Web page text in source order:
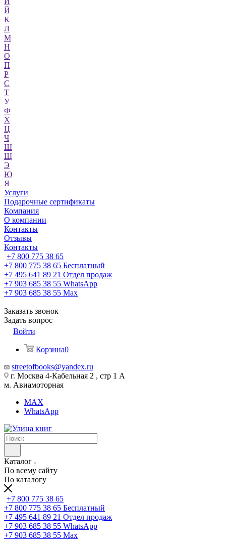
Й
К
Л
М
Н
О
П
Р
С
Т
У
Ф
Х
Ц
Ч
Ш
Щ
Э
Ю
Я
Услуги
Подарочные сертификаты
Компания
О компании
Контакты
Отзывы
Контакты
+7 800 775 38 65
+7 800 775 38 65 Бесплатный
+7 495 641 89 21 Отдел продаж
+7 903 685 38 55 WhatsApp
+7 903 685 38 55 Max
Заказать звонок
Задать вопрос
Войти
Корзина0
streetofbooks@yandex.ru
г. Москва 4-Кабельная 2 , стр 1 А
м. Авиамоторная
MAX
WhatsApp
Каталог
По всему сайту
По каталогу
+7 800 775 38 65
+7 800 775 38 65 Бесплатный
+7 495 641 89 21 Отдел продаж
+7 903 685 38 55 WhatsApp
+7 903 685 38 55 Max